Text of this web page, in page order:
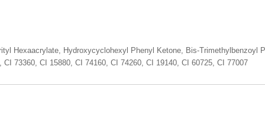
Hexaacrylate, Hydroxycyclohexyl Phenyl Ketone, Bis-Trimethylbenzoyl
73360, CI 15880, CI 74160, CI 74260, CI 19140, CI 60725, CI 77007